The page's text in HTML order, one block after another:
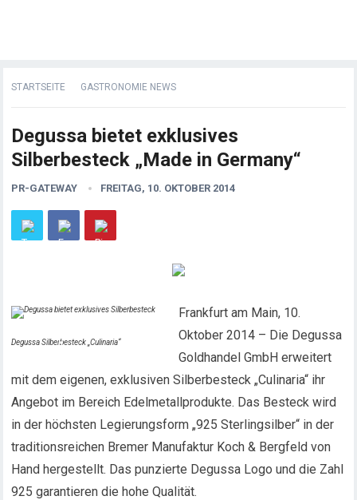
STARTSEITE GASTRONOMIE NEWS
Degussa bietet exklusives
Silberbesteck „Made in Germany“
PR-GATEWAY FREITAG, 10. OKTOBER 2014
Degussa Silberbesteck „Culinaria“
Frankfurt am Main, 10.
Oktober 2014 – Die Degussa
Goldhandel GmbH erweitert
mit dem eigenen, exklusiven Silberbesteck „Culinaria“ ihr
Angebot im Bereich Edelmetallprodukte. Das Besteck wird
in der höchsten Legierungsform „925 Sterlingsilber“ in der
traditionsreichen Bremer Manufaktur Koch & Bergfeld von
Hand hergestellt. Das punzierte Degussa Logo und die Zahl
925 garantieren die hohe Qualität.